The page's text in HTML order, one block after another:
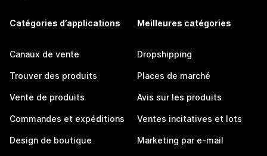
Catégories d’applications
Canaux de vente
Trouver des produits
Vente de produits
Commandes et expéditions
Design de boutique
Meilleures catégories
Dropshipping
Places de marché
Avis sur les produits
Ventes incitatives et lots
Marketing par e-mail